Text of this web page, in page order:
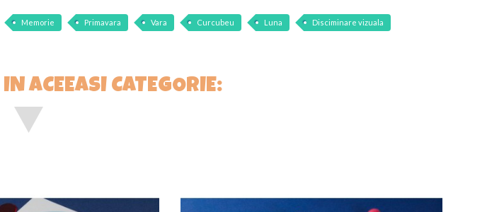
Memorie Primavara Vara Curcubeu Luna
Disciminare vizuala
ACEEASI CATEGORIE: